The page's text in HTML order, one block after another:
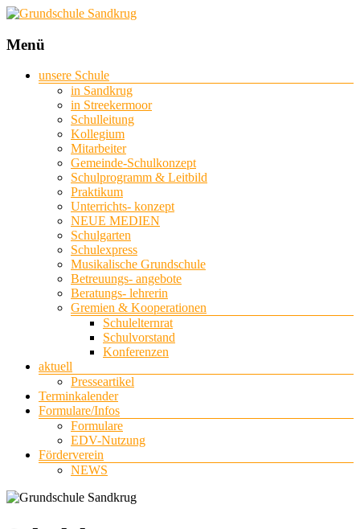
Grundschule
Streekermoor
Menü
unsere Schule
in Sandkrug
in Streekermoor
Schulleitung
Kollegium
Mitarbeiter
Gemeinde-Schulkonzept
Schulprogramm & Leitbild
Praktikum
Unterrichts- konzept
NEUE MEDIEN
Schulgarten
Schulexpress
Musikalische Grundschule
Betreuungs- angebote
Beratungs- lehrerin
Gremien & Kooperationen
Schulelternrat
Schulvorstand
Konferenzen
aktuell
Presseartikel
Terminkalender
Formulare/Infos
Formulare
EDV-Nutzung
Förderverein
NEWS